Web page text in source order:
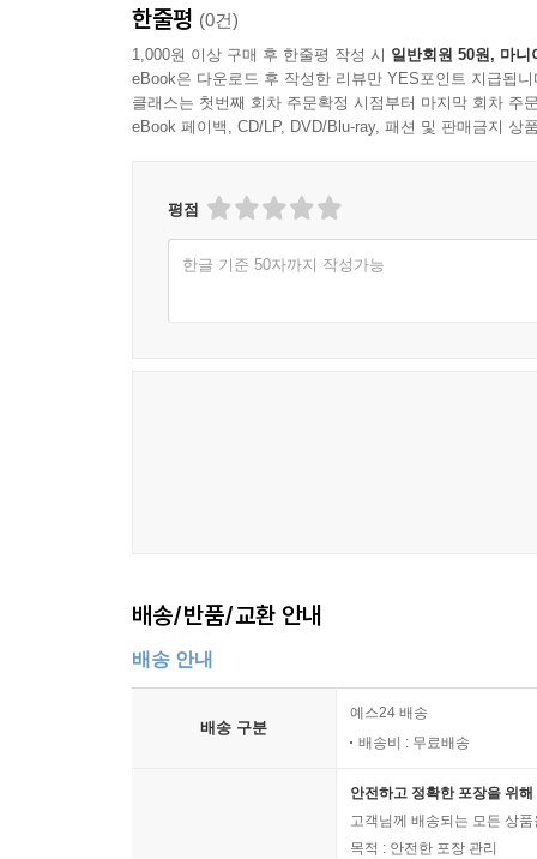
한줄평 (0건)
1,000원 이상 구매 후 한줄평 작성 시 일반회원 50원, 마니
eBook은 다운로드 후 작성한 리뷰만 YES포인트 지급됩니
클래스는 첫번째 회차 주문확정 시점부터 마지막 회차 주
eBook 페이백, CD/LP, DVD/Blu-ray, 패션 및 판매금지 상
평점
한글 기준 50자까지 작성가능
배송/반품/교환 안내
배송 안내
배송 구분
예스24 배송
배송비 : 무료배송
안전하고 정확한 포장을 위
고객님께 배송되는 모든 상
목적 : 안전한 포장 관리